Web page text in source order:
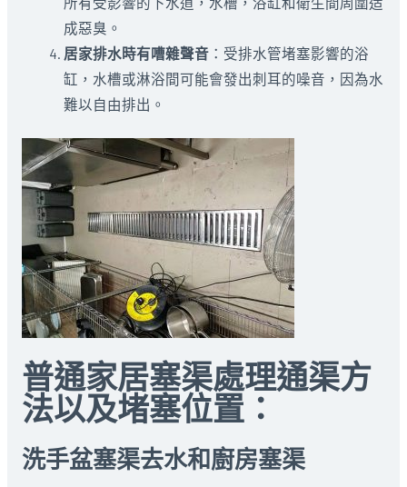
成惡臭。
居家排水時有嘈雜聲音 ：受排水管堵塞影響的浴
缸，水槽或淋浴間可能會發出刺耳的噪音，因為水
難以自由排出。
普通家居塞渠處理通渠方
法以及堵塞位置：
洗手盆塞渠去水和廚房塞渠